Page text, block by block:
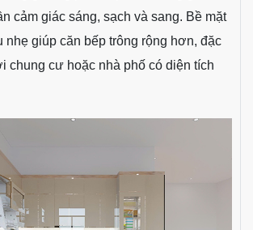
cảm giác sáng, sạch và sang. Bề mặt
nhẹ giúp căn bếp trông rộng hơn, đặc
chung cư hoặc nhà phố có diện tích